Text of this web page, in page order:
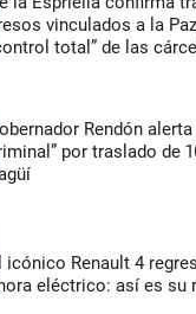
vinculados a la
total” de las
Rendón
por traslado de
icónico Renault 4
eléctrico: así es su